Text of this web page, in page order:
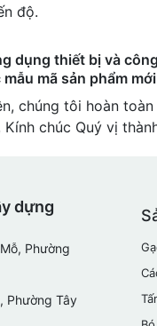
độ.
dụng thiết bị và
mã sản phẩm
chúng tôi hoàn
chúc Quý vị
dựng
Phường
Phường Tây